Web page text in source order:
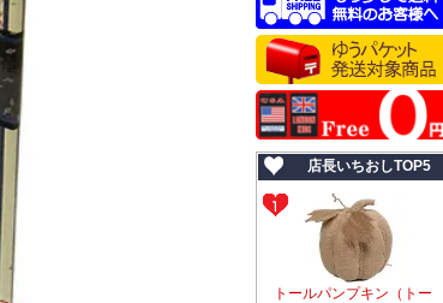
店長いちおしTOP5
トールパンプキン（トー